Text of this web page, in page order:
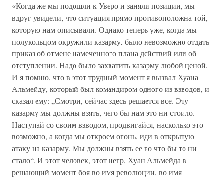
«Когда же мы подошли к Уверо и заняли позиции, мы
вдруг увидели, что ситуация прямо противоположна той,
которую нам описывали. Однако теперь уже, когда мы
полукольцом окружили казарму, было невозможно отдать
приказ об отмене намеченного плана действий или об
отступлении. Надо было захватить казарму любой ценой.
И я помню, что в этот трудный момент я вызвал Хуана
Альмейду, который был командиром одного из взводов, и
сказал ему: „Смотри, сейчас здесь решается все. Эту
казарму мы должны взять, чего бы нам это ни стоило.
Наступай со своим взводом, продвигайся, насколько это
возможно, а когда мы откроем огонь, иди в открытую
атаку на казарму. Мы должны взять ее во что бы то ни
стало“. И этот человек, этот негр, Хуан Альмейда в
решающий момент боя во имя революции, во имя